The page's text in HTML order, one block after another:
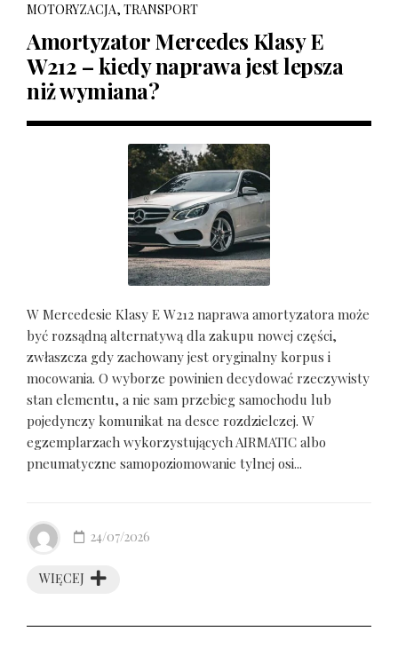
MOTORYZACJA, TRANSPORT
Amortyzator Mercedes Klasy E
W212 – kiedy naprawa jest lepsza
niż wymiana?
W Mercedesie Klasy E W212 naprawa amortyzatora może
być rozsądną alternatywą dla zakupu nowej części,
zwłaszcza gdy zachowany jest oryginalny korpus i
mocowania. O wyborze powinien decydować rzeczywisty
stan elementu, a nie sam przebieg samochodu lub
pojedynczy komunikat na desce rozdzielczej. W
egzemplarzach wykorzystujących AIRMATIC albo
pneumatyczne samopoziomowanie tylnej osi...
WIĘCEJ
24/07/2026